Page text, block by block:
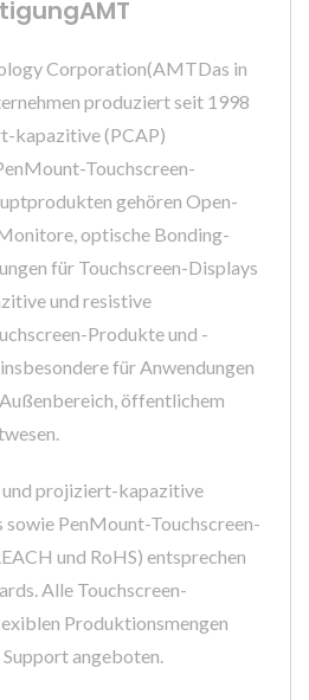
Corporation(AMTDas in
produziert seit 1998
kapazitive (PCAP)
Touchscreen-
gehören Open-
optische Bonding-
für Touchscreen-Displays
und resistive
Produkte und -
für Anwendungen
öffentlichem
projiziert-kapazitive
sowie PenMount-Touchscreen-
und RoHS) entsprechen
Alle Touchscreen-
Produktionsmengen
angeboten.